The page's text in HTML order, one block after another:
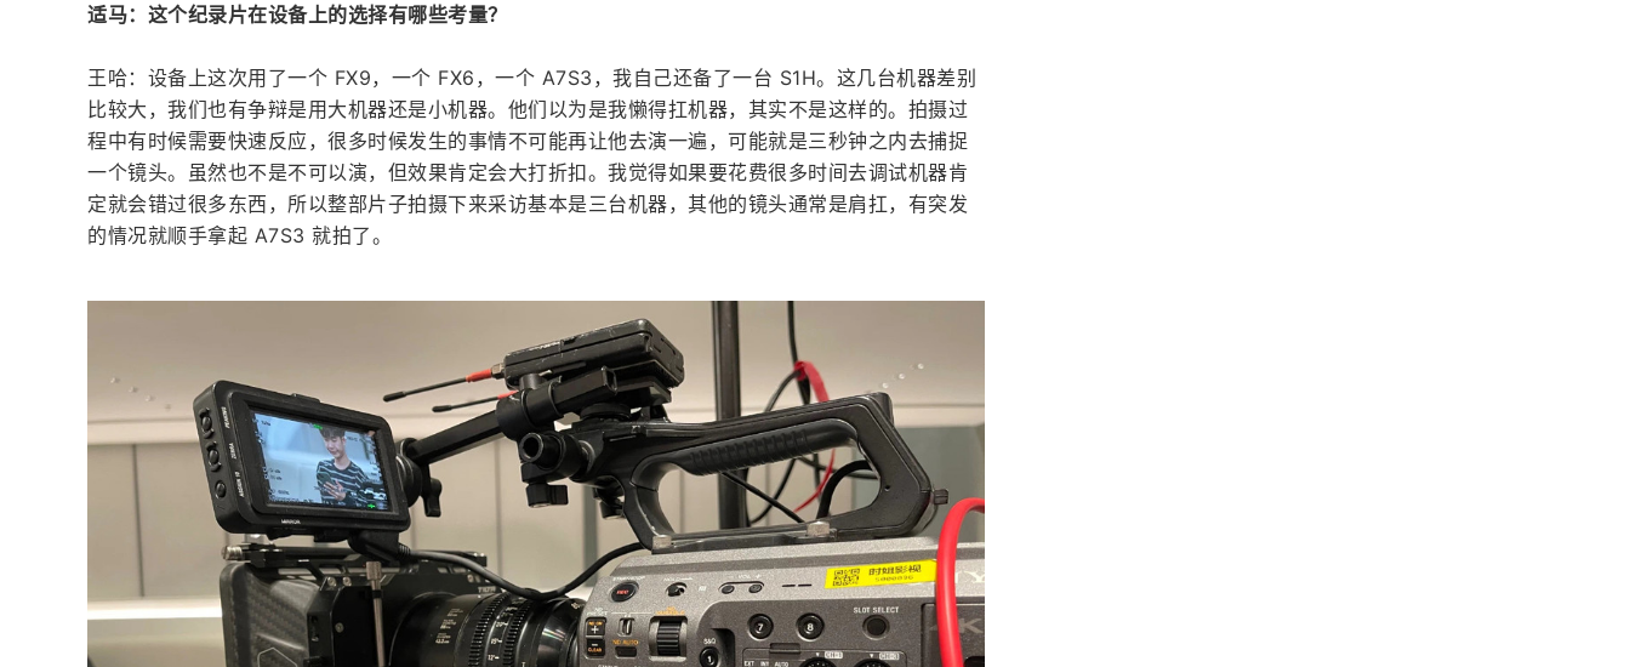
适马：这个纪录片在设备上的选择有哪些考量？
王哈：设备上这次用了一个 FX9，一个 FX6，一个 A7S3，我自己还备了一台 S1H。这几台机器差别
比较大，我们也有争辩是用大机器还是小机器。他们以为是我懒得扛机器，其实不是这样的。拍摄过
程中有时候需要快速反应，很多时候发生的事情不可能再让他去演一遍，可能就是三秒钟之内去捕捉
一个镜头。虽然也不是不可以演，但效果肯定会大打折扣。我觉得如果要花费很多时间去调试机器肯
定就会错过很多东西，所以整部片子拍摄下来采访基本是三台机器，其他的镜头通常是肩扛，有突发
的情况就顺手拿起 A7S3 就拍了。